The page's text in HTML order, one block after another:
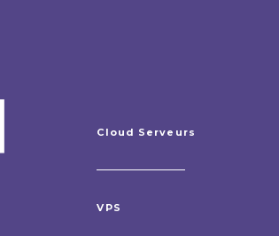
Cloud Serveurs
VPS